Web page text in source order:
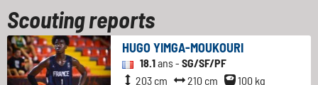
Scouting reports
HUGO YIMGA-MOUKOURI
18.1ans - SG/SF/PF
203 cm
210 cm 100 kg